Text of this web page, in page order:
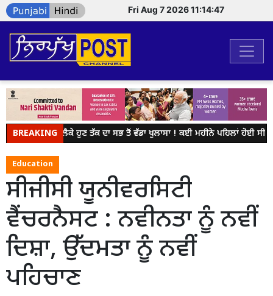
Fri Aug 7 2026 11:14:47
BREAKING
NEET ਨੂੰ ਲੈਕੇ ਹੁਣ ਤੱਕ ਦਾ ਸਭ ਤੋਂ ਵੱਡਾ ਖੁਲਾਸਾ ! ਕਈ ਮਹੀਨੇ ਪਹਿਲਾਂ ਹੋਈ ਸੀ
Education
ਸੀਜੀਸੀ ਯੂਨੀਵਰਸਿਟੀ
ਵੈਂਚਰਨੈਸਟ : ਨਵੀਨਤਾ ਨੂੰ ਨਵੀਂ
ਦਿਸ਼ਾ, ਉੱਦਮਤਾ ਨੂੰ ਨਵੀਂ
ਪਹਿਚਾਣ